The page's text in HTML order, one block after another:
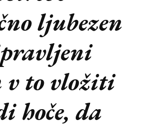
ljubezen
v to vložiti
hoče, da